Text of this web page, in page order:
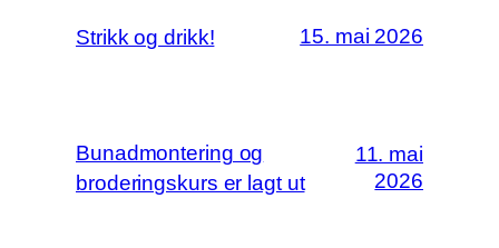
Strikk og drikk! 15. mai 2026
Bunadmontering og
broderingskurs er lagt ut
11. mai
2026